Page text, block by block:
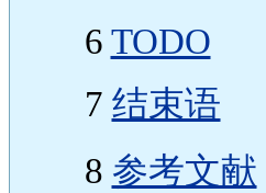
6 TODO
7 结束语
8 参考文献